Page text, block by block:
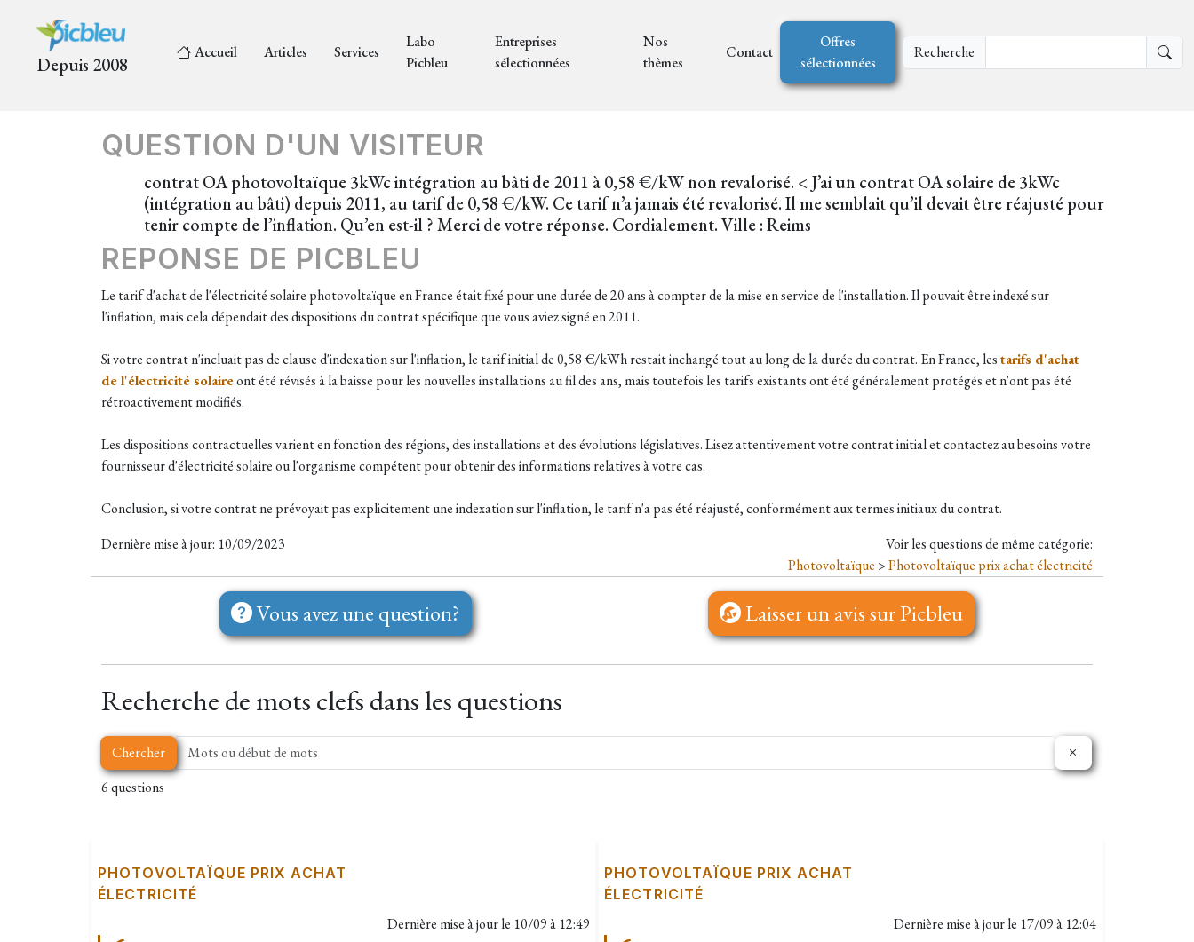
Depuis 2008
Accueil Articles Services
Labo
Picbleu
Entreprises
sélectionnées
Nos
thèmes
Contact
Offres
sélectionnées
Recherche
QUESTION D'UN VISITEUR
contrat OA photovoltaïque 3kWc intégration au bâti de 2011 à 0,58 €/kW non revalorisé. < J’ai un contrat OA solaire de 3kWc
(intégration au bâti) depuis 2011, au tarif de 0,58 €/kW. Ce tarif n’a jamais été revalorisé. Il me semblait qu’il devait être réajusté pour
tenir compte de l’inflation. Qu’en est-il ? Merci de votre réponse. Cordialement. Ville : Reims
REPONSE DE PICBLEU
Le tarif d'achat de l'électricité solaire photovoltaïque en France était fixé pour une durée de 20 ans à compter de la mise en service de l'installation. Il pouvait être indexé sur
l'inflation, mais cela dépendait des dispositions du contrat spécifique que vous aviez signé en 2011.
Si votre contrat n'incluait pas de clause d'indexation sur l'inflation, le tarif initial de 0,58 €/kWh restait inchangé tout au long de la durée du contrat. En France, lestarifs d'achat
de l'électricité solaireont été révisés à la baisse pour les nouvelles installations au fil des ans, mais toutefois les tarifs existants ont été généralement protégés et n'ont pas été
rétroactivement modifiés.
Les dispositions contractuelles varient en fonction des régions, des installations et des évolutions législatives. Lisez attentivement votre contrat initial et contactez au besoins votre
fournisseur d'électricité solaire ou l'organisme compétent pour obtenir des informations relatives à votre cas.
Conclusion, si votre contrat ne prévoyait pas explicitement une indexation sur l'inflation, le tarif n'a pas été réajusté, conformément aux termes initiaux du contrat.
Dernière mise à jour: 10/09/2023
Voir les questions de même catégorie:
Photovoltaïque >Photovoltaïque prix achat électricité
Vous avez une question? Laisser un avis sur Picbleu
Recherche de mots clefs dans les questions
Chercher
6 questions
PHOTOVOLTAÏQUE PRIX ACHAT
ÉLECTRICITÉ
Dernière mise à jour le 10/09 à 12:49
PHOTOVOLTAÏQUE PRIX ACHAT
ÉLECTRICITÉ
Dernière mise à jour le 17/09 à 12:04